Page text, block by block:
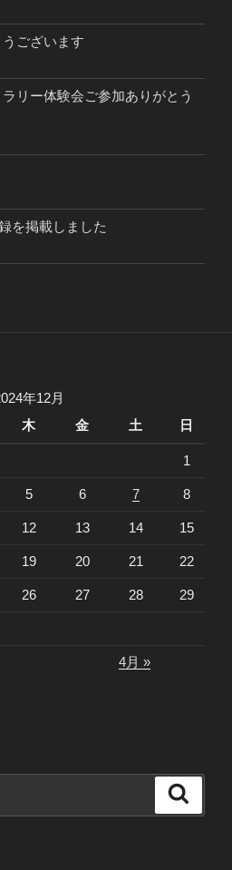
ございます
リー体験会ご参加ありがとう
を掲載しました
年12月
木 金 土 日
1
5 6 7 8
12 13 14 15
19 20 21 22
26 27 28 29
4月 »